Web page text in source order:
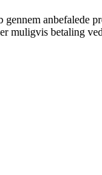
anbefalede
betaling